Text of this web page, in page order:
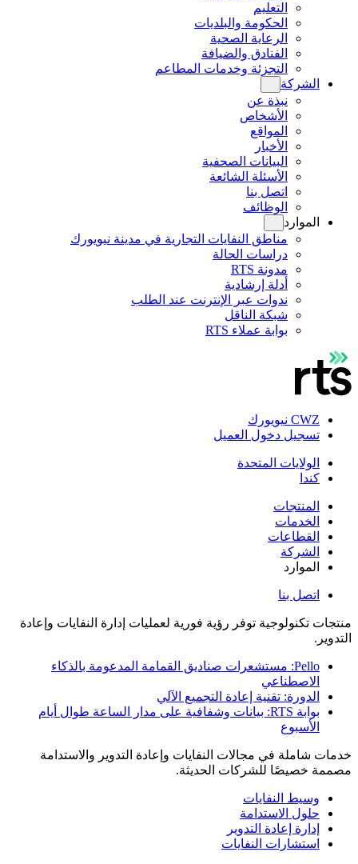
التعليم
الحكومة والبلديات
الرعاية الصحية
الفنادق والضيافة
التجزئة وخدمات المطاعم
الشركة
نبذة عن
الأشخاص
المواقع
الأخبار
البيانات الصحفية
الأسئلة الشائعة
اتصل بنا
الوظائف
الموارد
مناطق النفايات التجارية في مدينة نيويورك
دراسات الحالة
مدونة RTS
أدلة إرشادية
ندوات عبر الإنترنت عند الطلب
شبكة الناقل
بوابة عملاء RTS
CWZ نيويورك
تسجيل دخول العميل
الولايات المتحدة
كندا
المنتجات
الخدمات
القطاعات
الشركة
الموارد
اتصل بنا
منتجات تكنولوجية توفر رؤية فورية لعمليات إدارة النفايات وإعادة
التدوير.
Pello: مستشعرات صناديق القمامة المدعومة بالذكاء
الاصطناعي
الدورة: تقنية إعادة التجميع الآلي
بوابة RTS: بيانات وشفافية على مدار الساعة طوال أيام
الأسبوع
خدمات شاملة في مجالات النفايات وإعادة التدوير والاستدامة
مصممة خصيصًا للشركات الحديثة.
وسيط النفايات
حلول الاستدامة
إدارة إعادة التدوير
استشارات النفايات